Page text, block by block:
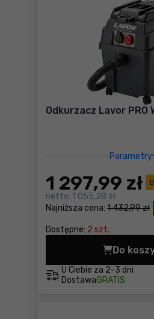
Odkurzacz Lavor PRO
Parametry
Najniższa cena: 1 432,99 zł
1 297,99 zł
netto: 1 055,28 zł
Dostępne: 2 szt.
U Ciebie za 2-3 dni
DostawaGRATIS
Do